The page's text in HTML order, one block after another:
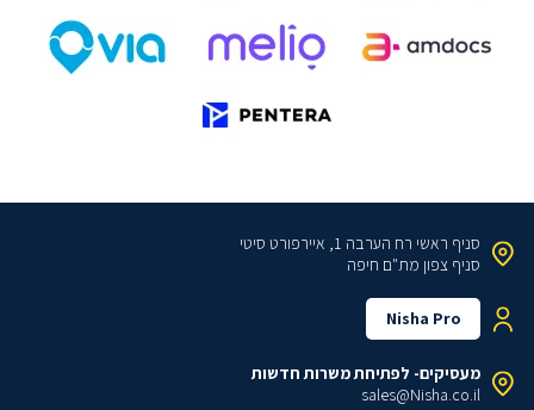
סניף ראשי רח הערבה 1, איירפורט סיטי
סניף צפון מת"ם חיפה
Nisha Pro
מעסיקים- לפתיחת משרות חדשות
sales@Nisha.co.il